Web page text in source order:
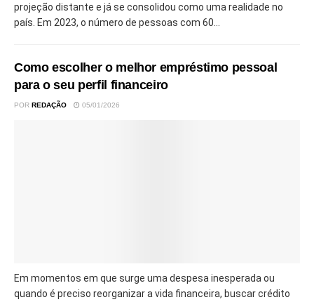
projeção distante e já se consolidou como uma realidade no
país. Em 2023, o número de pessoas com 60...
Como escolher o melhor empréstimo pessoal
para o seu perfil financeiro
POR REDAÇÃO 05/01/2026
Em momentos em que surge uma despesa inesperada ou
quando é preciso reorganizar a vida financeira, buscar crédito